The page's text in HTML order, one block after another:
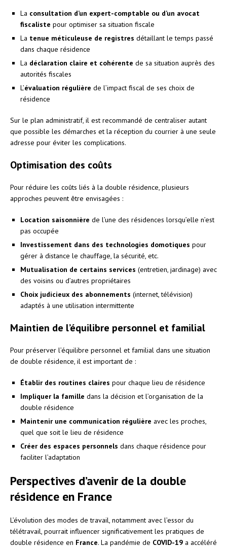
La consultation d’un expert-comptable ou d’un avocat
fiscaliste pour optimiser sa situation fiscale
La tenue méticuleuse de registres détaillant le temps passé
dans chaque résidence
La déclaration claire et cohérente de sa situation auprès des
autorités fiscales
L’évaluation régulière de l’impact fiscal de ses choix de
résidence
Sur le plan administratif, il est recommandé de centraliser autant
que possible les démarches et la réception du courrier à une seule
adresse pour éviter les complications.
Optimisation des coûts
Pour réduire les coûts liés à la double résidence, plusieurs
approches peuvent être envisagées :
Location saisonnière de l’une des résidences lorsqu’elle n’est
pas occupée
Investissement dans des technologies domotiques pour
gérer à distance le chauffage, la sécurité, etc.
Mutualisation de certains services (entretien, jardinage) avec
des voisins ou d’autres propriétaires
Choix judicieux des abonnements (internet, télévision)
adaptés à une utilisation intermittente
Maintien de l’équilibre personnel et familial
Pour préserver l’équilibre personnel et familial dans une situation
de double résidence, il est important de :
Établir des routines claires pour chaque lieu de résidence
Impliquer la famille dans la décision et l’organisation de la
double résidence
Maintenir une communication régulière avec les proches,
quel que soit le lieu de résidence
Créer des espaces personnels dans chaque résidence pour
faciliter l’adaptation
Perspectives d’avenir de la double
résidence en France
L’évolution des modes de travail, notamment avec l’essor du
télétravail, pourrait influencer significativement les pratiques de
double résidence en France. La pandémie de COVID-19 a accéléré